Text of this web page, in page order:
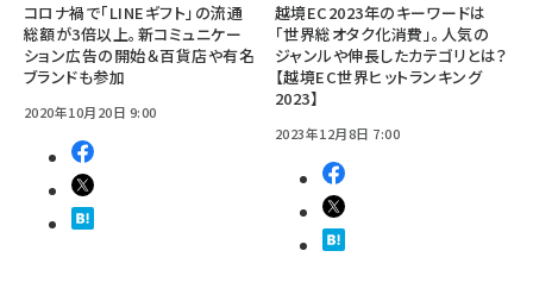
コロナ禍で「LINEギフト」の流通
総額が3倍以上。新コミュニケー
ション広告の開始＆百貨店や有名
ブランドも参加
2020年10月20日 9:00
越境EC2023年のキーワードは
「世界総オタク化消費」。人気の
ジャンルや伸長したカテゴリとは？
【越境EC世界ヒットランキング
2023】
2023年12月8日 7:00